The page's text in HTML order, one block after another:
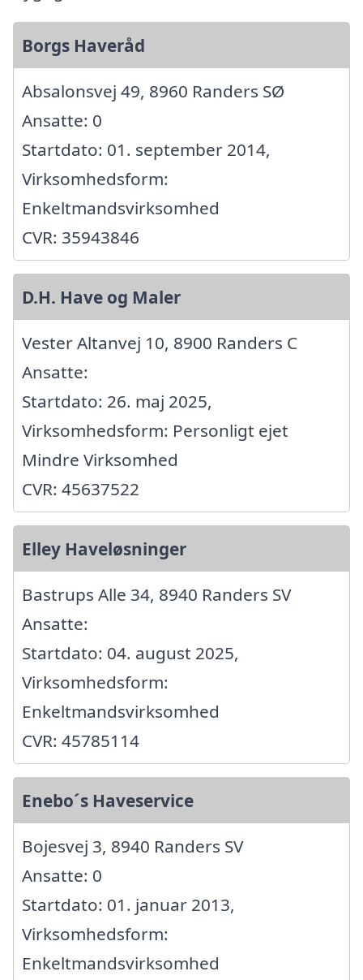
Borgs Haveråd
Absalonsvej 49, 8960 Randers SØ
Ansatte: 0
Startdato: 01. september 2014,
Virksomhedsform:
Enkeltmandsvirksomhed
CVR: 35943846
D.H. Have og Maler
Vester Altanvej 10, 8900 Randers C
Ansatte:
Startdato: 26. maj 2025,
Virksomhedsform: Personligt ejet
Mindre Virksomhed
CVR: 45637522
Elley Haveløsninger
Bastrups Alle 34, 8940 Randers SV
Ansatte:
Startdato: 04. august 2025,
Virksomhedsform:
Enkeltmandsvirksomhed
CVR: 45785114
Enebo´s Haveservice
Bojesvej 3, 8940 Randers SV
Ansatte: 0
Startdato: 01. januar 2013,
Virksomhedsform:
Enkeltmandsvirksomhed